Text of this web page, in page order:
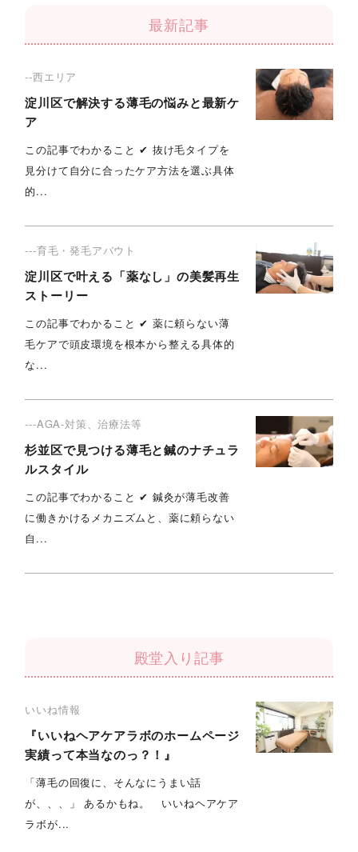
最新記事
--西エリア
淀川区で解決する薄毛の悩みと最新ケ
ア
この記事でわかること ✔︎ 抜け毛タイプを
見分けて自分に合ったケア方法を選ぶ具体
的...
---育毛・発毛アバウト
淀川区で叶える「薬なし」の美髪再生
ストーリー
この記事でわかること ✔︎ 薬に頼らない薄
毛ケアで頭皮環境を根本から整える具体的
な...
---AGA-対策、治療法等
杉並区で見つける薄毛と鍼のナチュラ
ルスタイル
この記事でわかること ✔︎ 鍼灸が薄毛改善
に働きかけるメカニズムと、薬に頼らない
自...
殿堂入り記事
いいね情報
『いいねヘアケアラボのホームページ
実績って本当なのっ？！』
「薄毛の回復に、そんなにうまい話
が、、、」 あるかもね。 いいねヘアケア
ラボが...